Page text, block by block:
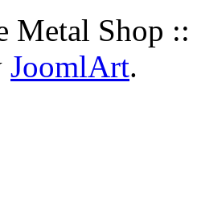
Shop ::
JoomlArt.